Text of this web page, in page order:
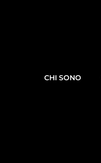
CHI SONO